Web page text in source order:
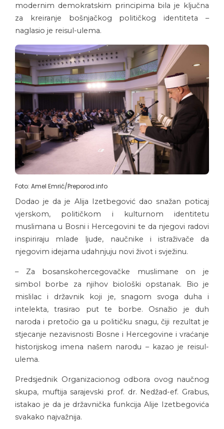
modernim demokratskim principima bila je ključna
za kreiranje bošnjačkog političkog identiteta –
naglasio je reisul-ulema.
Foto: Amel Emrić/Preporod.info
Dodao je da je Alija Izetbegović dao snažan poticaj
vjerskom, političkom i kulturnom identitetu
muslimana u Bosni i Hercegovini te da njegovi radovi
inspiriraju mlade ljude, naučnike i istraživače da
njegovim idejama udahnjuju novi život i svježinu.
– Za bosanskohercegovačke muslimane on je
simbol borbe za njihov biološki opstanak. Bio je
mislilac i državnik koji je, snagom svoga duha i
intelekta, trasirao put te borbe. Osnažio je duh
naroda i pretočio ga u političku snagu, čiji rezultat je
stjecanje nezavisnosti Bosne i Hercegovine i vraćanje
historijskog imena našem narodu – kazao je reisul-
ulema.
Predsjednik Organizacionog odbora ovog naučnog
skupa, muftija sarajevski prof. dr. Nedžad-ef. Grabus,
istakao je da je državnička funkcija Alije Izetbegovića
svakako najvažnija.